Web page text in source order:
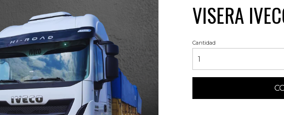
VISERA
Cantidad